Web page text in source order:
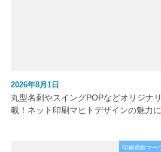
2026年8月1日
丸型名刺やスイングPOPなどオリジナ
載！ネット印刷マヒトデザインの魅力
印刷通販マー